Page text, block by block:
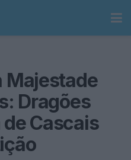
Majestade
Dragões
Cascais